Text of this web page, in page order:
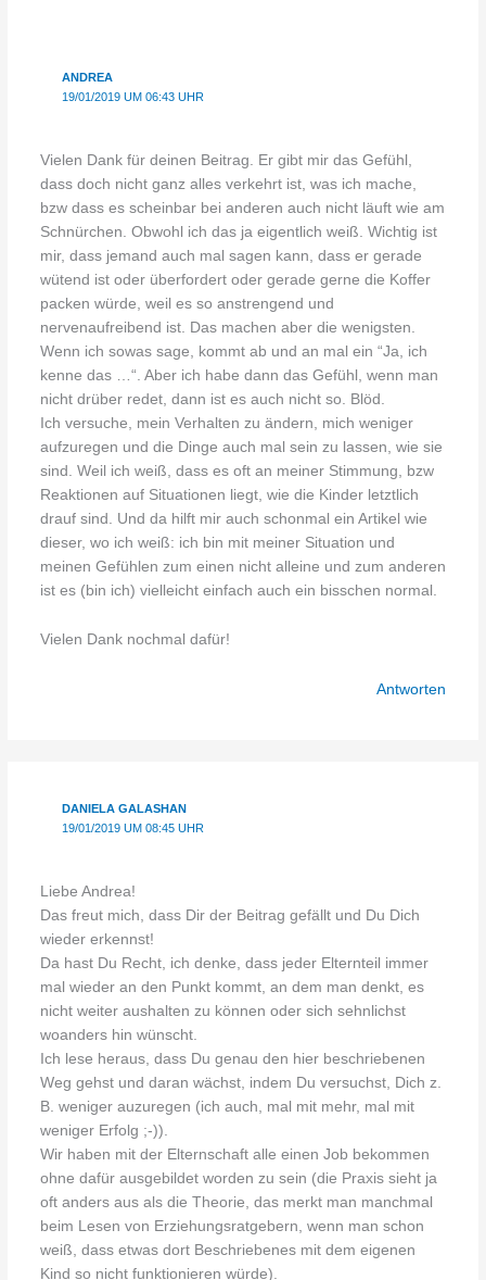
ANDREA
19/01/2019 UM 06:43 UHR
Vielen Dank für deinen Beitrag. Er gibt mir das Gefühl,
dass doch nicht ganz alles verkehrt ist, was ich mache,
bzw dass es scheinbar bei anderen auch nicht läuft wie am
Schnürchen. Obwohl ich das ja eigentlich weiß. Wichtig ist
mir, dass jemand auch mal sagen kann, dass er gerade
wütend ist oder überfordert oder gerade gerne die Koffer
packen würde, weil es so anstrengend und
nervenaufreibend ist. Das machen aber die wenigsten.
Wenn ich sowas sage, kommt ab und an mal ein “Ja, ich
kenne das …“. Aber ich habe dann das Gefühl, wenn man
nicht drüber redet, dann ist es auch nicht so. Blöd.
Ich versuche, mein Verhalten zu ändern, mich weniger
aufzuregen und die Dinge auch mal sein zu lassen, wie sie
sind. Weil ich weiß, dass es oft an meiner Stimmung, bzw
Reaktionen auf Situationen liegt, wie die Kinder letztlich
drauf sind. Und da hilft mir auch schonmal ein Artikel wie
dieser, wo ich weiß: ich bin mit meiner Situation und
meinen Gefühlen zum einen nicht alleine und zum anderen
ist es (bin ich) vielleicht einfach auch ein bisschen normal.
Vielen Dank nochmal dafür!
Antworten
DANIELA GALASHAN
19/01/2019 UM 08:45 UHR
Liebe Andrea!
Das freut mich, dass Dir der Beitrag gefällt und Du Dich
wieder erkennst!
Da hast Du Recht, ich denke, dass jeder Elternteil immer
mal wieder an den Punkt kommt, an dem man denkt, es
nicht weiter aushalten zu können oder sich sehnlichst
woanders hin wünscht.
Ich lese heraus, dass Du genau den hier beschriebenen
Weg gehst und daran wächst, indem Du versuchst, Dich z.
B. weniger auzuregen (ich auch, mal mit mehr, mal mit
weniger Erfolg ;-)).
Wir haben mit der Elternschaft alle einen Job bekommen
ohne dafür ausgebildet worden zu sein (die Praxis sieht ja
oft anders aus als die Theorie, das merkt man manchmal
beim Lesen von Erziehungsratgebern, wenn man schon
weiß, dass etwas dort Beschriebenes mit dem eigenen
Kind so nicht funktionieren würde).